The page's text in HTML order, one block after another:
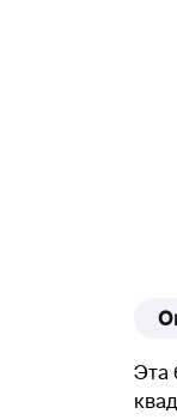
Эта